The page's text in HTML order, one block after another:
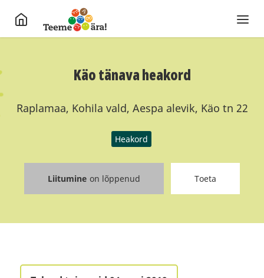
Käo tänava heakord
Raplamaa, Kohila vald, Aespa alevik, Käo tn 22
Heakord
Liitumine on lõppenud Toeta